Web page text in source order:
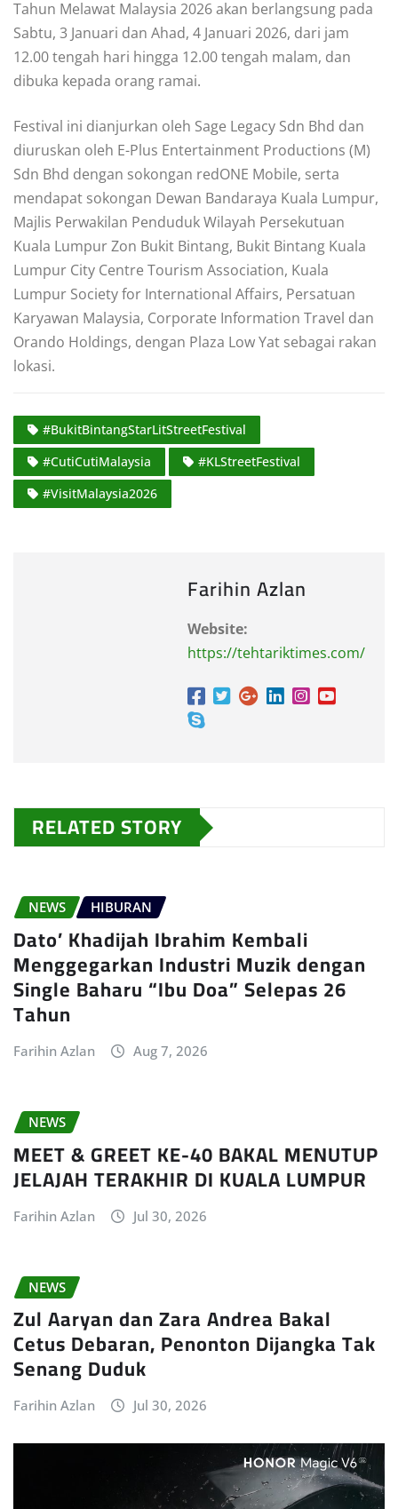
Tahun Melawat Malaysia 2026 akan berlangsung pada
Sabtu, 3 Januari dan Ahad, 4 Januari 2026, dari jam
12.00 tengah hari hingga 12.00 tengah malam, dan
dibuka kepada orang ramai.
Festival ini dianjurkan oleh Sage Legacy Sdn Bhd dan
diuruskan oleh E-Plus Entertainment Productions (M)
Sdn Bhd dengan sokongan redONE Mobile, serta
mendapat sokongan Dewan Bandaraya Kuala Lumpur,
Majlis Perwakilan Penduduk Wilayah Persekutuan
Kuala Lumpur Zon Bukit Bintang, Bukit Bintang Kuala
Lumpur City Centre Tourism Association, Kuala
Lumpur Society for International Affairs, Persatuan
Karyawan Malaysia, Corporate Information Travel dan
Orando Holdings, dengan Plaza Low Yat sebagai rakan
lokasi.
#BukitBintangStarLitStreetFestival
#CutiCutiMalaysia
#KLStreetFestival
#VisitMalaysia2026
Farihin Azlan
Website:
https://tehtariktimes.com/
RELATED STORY
NEWS HIBURAN
Dato’ Khadijah Ibrahim Kembali
Menggegarkan Industri Muzik dengan
Single Baharu “Ibu Doa” Selepas 26
Tahun
Farihin Azlan Aug 7, 2026
NEWS
MEET & GREET KE-40 BAKAL MENUTUP
JELAJAH TERAKHIR DI KUALA LUMPUR
Farihin Azlan Jul 30, 2026
NEWS
Zul Aaryan dan Zara Andrea Bakal
Cetus Debaran, Penonton Dijangka Tak
Senang Duduk
Farihin Azlan Jul 30, 2026